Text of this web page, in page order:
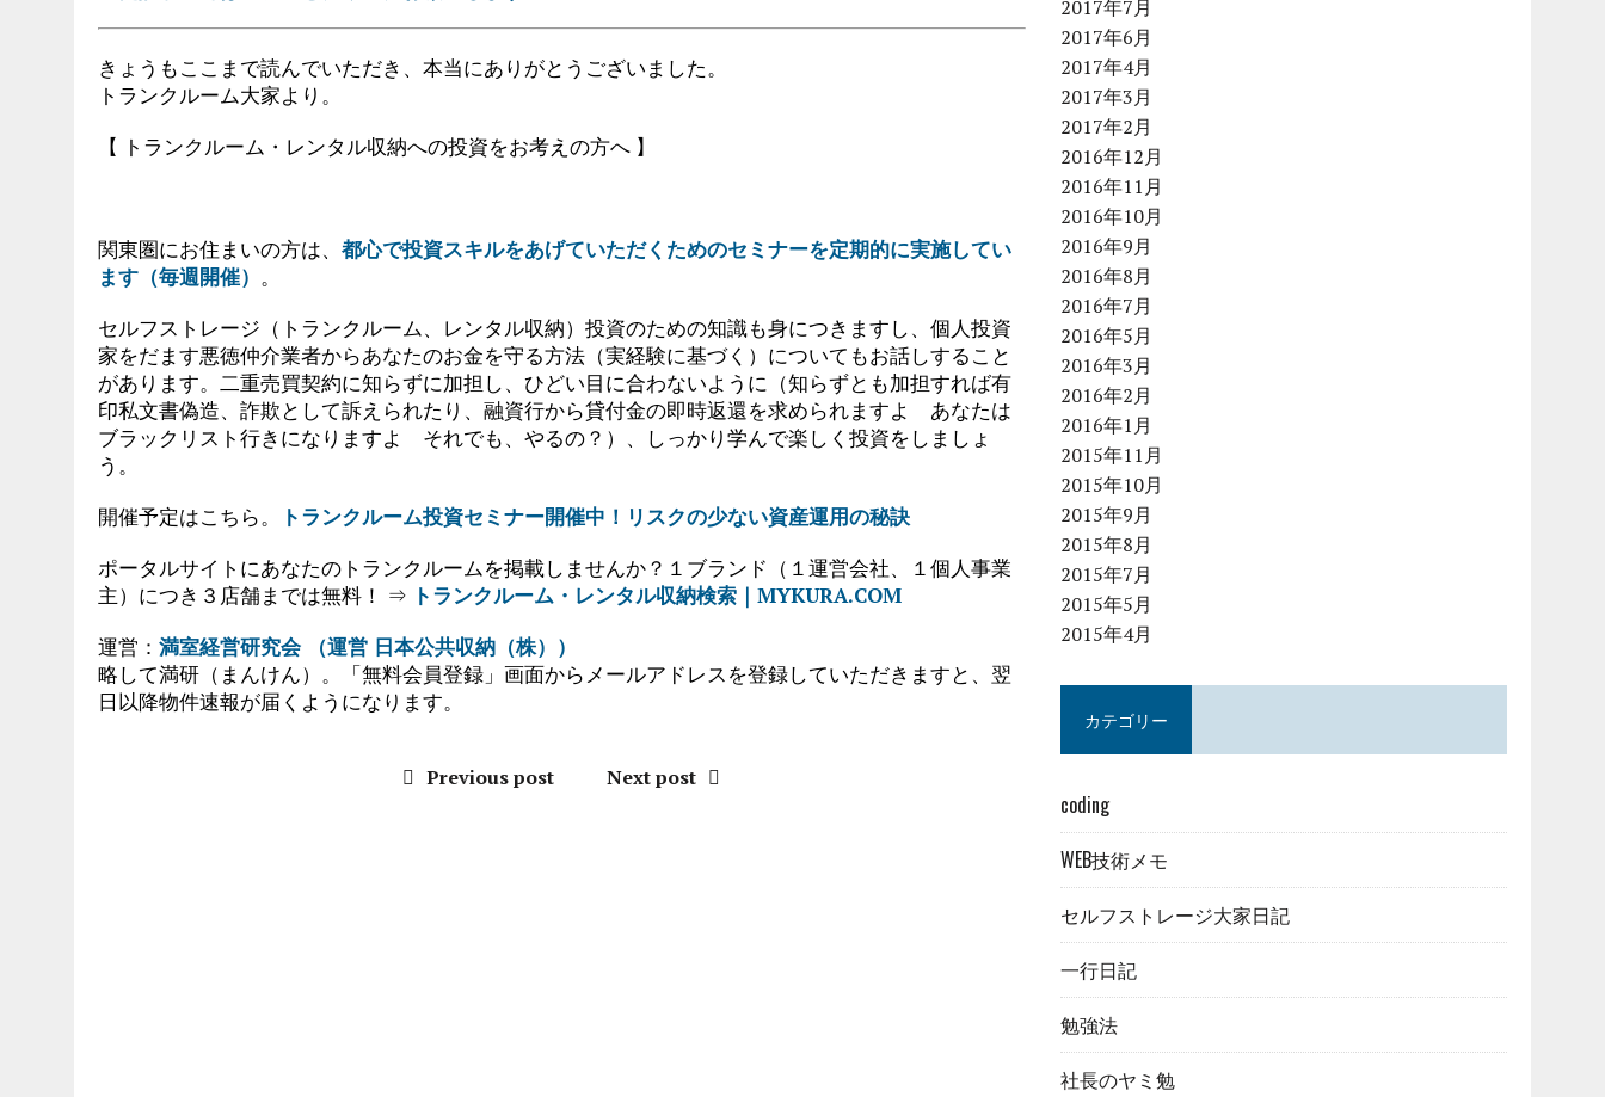
きょうもここまで読んでいただき、本当にありがとうございました。
トランクルーム大家より。
【 トランクルーム・レンタル収納への投資をお考えの方へ 】
関東圏にお住まいの方は、 都心で投資スキルをあげていただくためのセミナーを定期的に実施してい
ます（毎週開催） 。
セルフストレージ（トランクルーム、レンタル収納）投資のための知識も身につきますし、個人投資
家をだます悪徳仲介業者からあなたのお金を守る方法（実経験に基づく）についてもお話しすること
があります。二重売買契約に知らずに加担し、ひどい目に合わないように（知らずとも加担すれば有
印私文書偽造、詐欺として訴えられたり、融資行から貸付金の即時返還を求められますよ あなたは
ブラックリスト行きになりますよ それでも、やるの？）、しっかり学んで楽しく投資をしましょ
う。
開催予定はこちら。
トランクルーム投資セミナー開催中！リスクの少ない資産運用の秘訣
ポータルサイトにあなたのトランクルームを掲載しませんか？１ブランド（１運営会社、１個人事業
主）につき３店舗までは無料！ ⇒ トランクルーム・レンタル収納検索｜MYKURA.COM
運営： 満室経営研究会 （運営 日本公共収納（株））
略して満研（まんけん）。「無料会員登録」画面からメールアドレスを登録していただきますと、翌
日以降物件速報が届くようになります。
Previous post Next post
2017年7月
2017年6月
2017年4月
2017年3月
2017年2月
2016年12月
2016年11月
2016年10月
2016年9月
2016年8月
2016年7月
2016年5月
2016年3月
2016年2月
2016年1月
2015年11月
2015年10月
2015年9月
2015年8月
2015年7月
2015年5月
2015年4月
カテゴリー
coding
WEB技術メモ
セルフストレージ大家日記
一行日記
勉強法
社長のヤミ勉